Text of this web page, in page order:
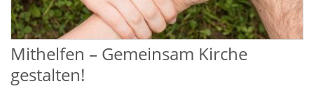
Mithelfen – Gemeinsam Kirche
gestalten!